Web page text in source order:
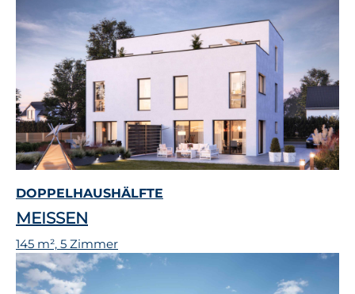
DOPPELHAUSHÄLFTE
MEISSEN
145 m², 5 Zimmer